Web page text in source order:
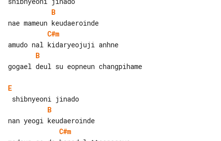
B
C#m
B
gogael deul su eopneun changpihame
E
B
C#m